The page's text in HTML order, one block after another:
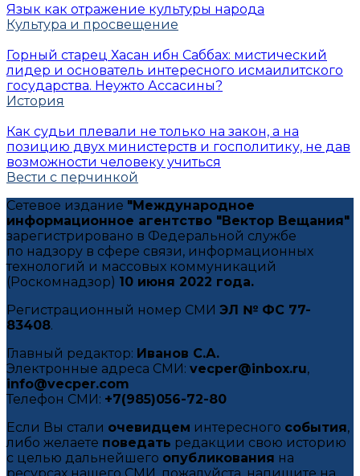
Язык как отражение культуры народа
Культура и просвещение
Горный старец Хасан ибн Саббах: мистический
лидер и основатель интересного исмаилитского
государства. Неужто Ассасины?
История
Как судьи плевали не только на закон, а на
позицию двух министерств и госполитику, не дав
возможности человеку учиться
Вести с перчинкой
Сетевое издание "Международное
информационное агентство "Вектор Вещания"
зарегистрировано в Федеральной службе
по надзору в сфере связи, информационных
технологий и массовых коммуникаций
(Роскомнадзор) 10 июня 2022 года.
Регистрационный номер СМИ ЭЛ № ФС 77-
83408.
Главный редактор: Иванов С.А.
Электронные адреса СМИ: vecper@inbox.ru,
info@vecper.com
Телефон СМИ: +7(985)056-72-80
Если Вы стали очевидцем интересного события,
либо желаете поведать редакции свою историю
с целью дальнейшего опубликования на